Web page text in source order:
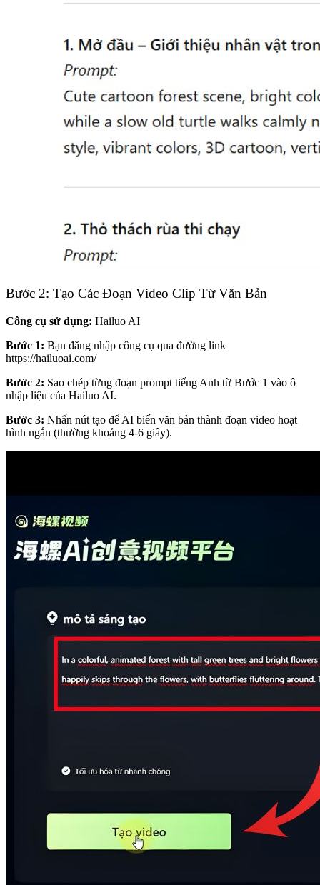
Bước 2: Tạo Các Đoạn Video Clip Từ Văn Bản
Công cụ sử dụng: Hailuo AI
Bước 1: Bạn đăng nhập công cụ qua đường link
https://hailuoai.com/
Bước 2: Sao chép từng đoạn prompt tiếng Anh từ Bước 1 vào ô
nhập liệu của Hailuo AI.
Bước 3: Nhấn nút tạo để AI biến văn bản thành đoạn video hoạt
hình ngắn (thường khoảng 4-6 giây).